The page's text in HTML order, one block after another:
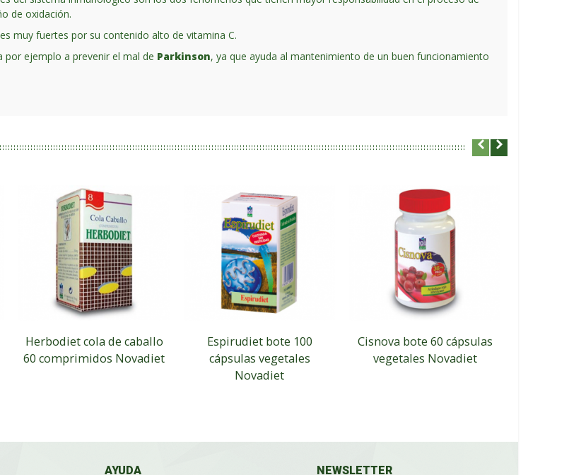
de oxidación.
muy fuertes por sucontenido alto de vitamina C.
por ejemplo a prevenir el mal de Parkinson, ya que ayuda al mantenimiento de un buen funcionamiento
Herbodiet cola de caballo
60 comprimidos Novadiet
Espirudiet bote 100
cápsulas vegetales
Novadiet
Cisnova bote 60 cápsulas
vegetales Novadiet
AYUDA NEWSLETTER